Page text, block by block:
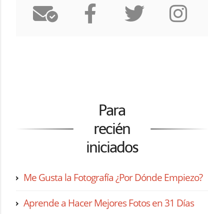
Para
recién
iniciados
Me Gusta la Fotografía ¿Por Dónde Empiezo?
Aprende a Hacer Mejores Fotos en 31 Días